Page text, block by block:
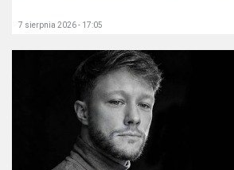
7 sierpnia 2026 - 17:05